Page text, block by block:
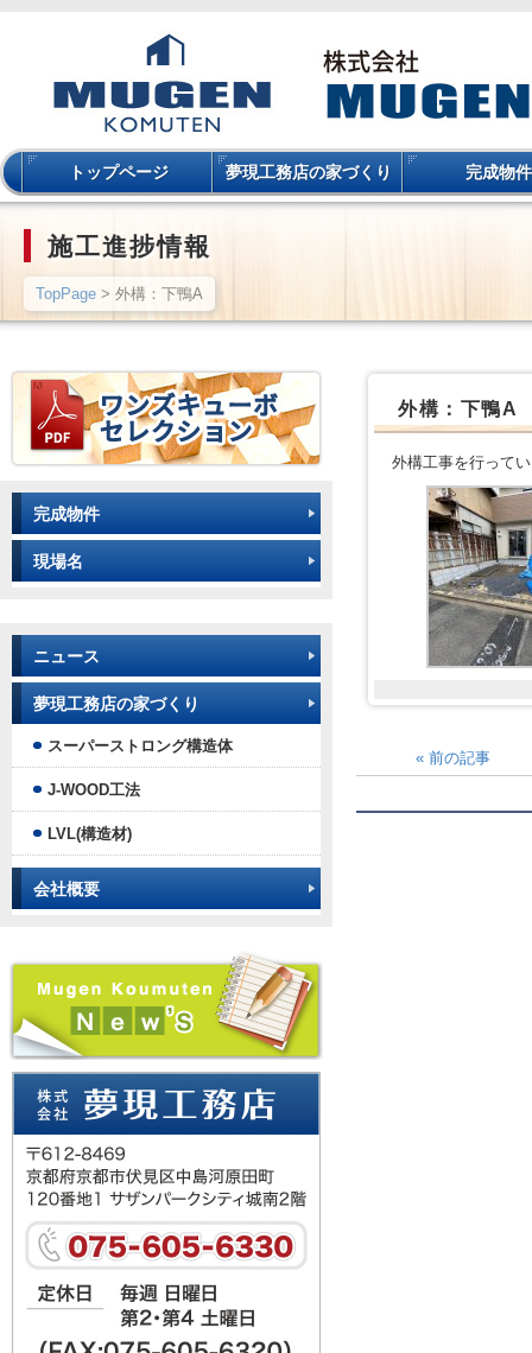
トップページ 夢現工務店の家づくり 完成物件
施工進捗情報
TopPage > 外構：下鴨A
外構：下鴨A
外構工事を行って
« 前の記事
完成物件
現場名
ニュース
夢現工務店の家づくり
スーパーストロング構造体
J-WOOD工法
LVL(構造材)
会社概要